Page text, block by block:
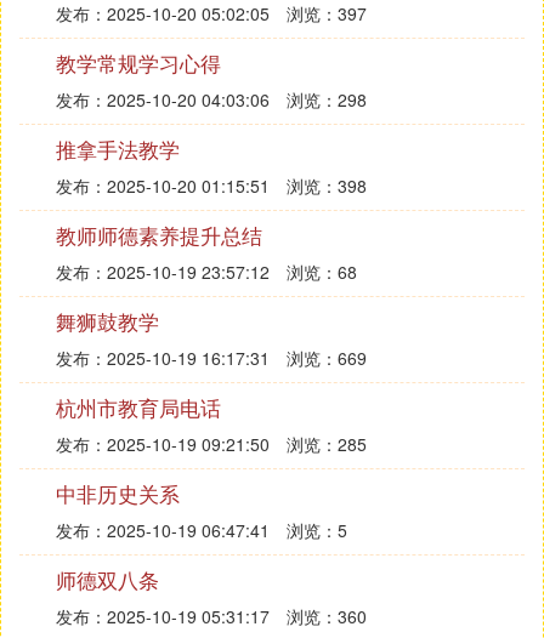
发布：2025-10-20 05:02:05 浏览：397
教学常规学习心得
发布：2025-10-20 04:03:06 浏览：298
推拿手法教学
发布：2025-10-20 01:15:51 浏览：398
教师师德素养提升总结
发布：2025-10-19 23:57:12 浏览：68
舞狮鼓教学
发布：2025-10-19 16:17:31 浏览：669
杭州市教育局电话
发布：2025-10-19 09:21:50 浏览：285
中非历史关系
发布：2025-10-19 06:47:41 浏览：5
师德双八条
发布：2025-10-19 05:31:17 浏览：360